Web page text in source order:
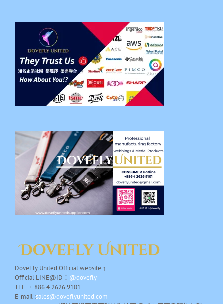
DoveFly United Official website ↑
Official LINE@ID： @dovefly
TEL : + 886 4 2626 9101
E-mail :sales@doveflyunited.com